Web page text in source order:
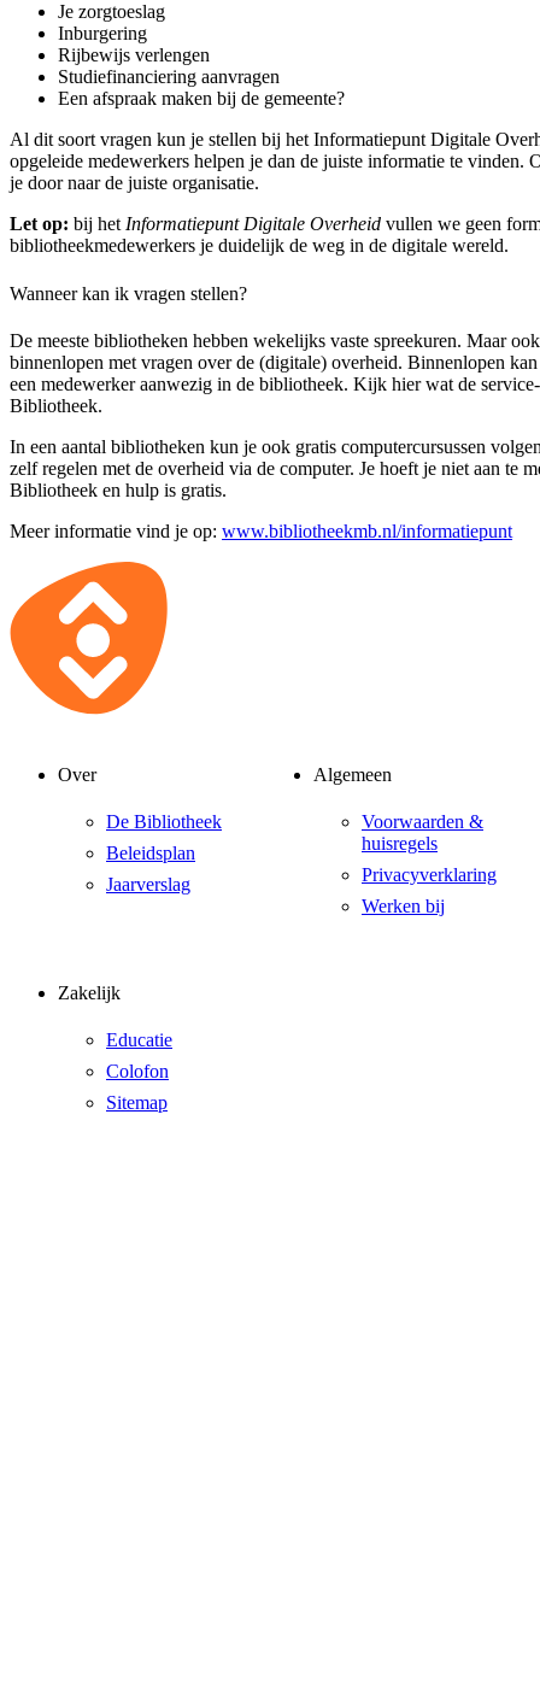
Je zorgtoeslag
Inburgering
Rijbewijs verlengen
Studiefinanciering aanvragen
Een afspraak maken bij de gemeente?
Al dit soort vragen kun je stellen bij het Informatiepunt Digitale
opgeleide medewerkers helpen je dan de juiste informatie te vinden.
je door naar de juiste organisatie.
Let op: bij het Informatiepunt Digitale Overheid vullen we geen
bibliotheekmedewerkers je duidelijk de weg in de digitale wereld.
Wanneer kan ik vragen stellen?
De meeste bibliotheken hebben wekelijks vaste spreekuren. Maar
binnenlopen met vragen over de (digitale) overheid. Binnenlopen
een medewerker aanwezig in de bibliotheek. Kijk hier wat de
Bibliotheek.
In een aantal bibliotheken kun je ook gratis computercursussen
zelf regelen met de overheid via de computer. Je hoeft je niet aan te
Bibliotheek en hulp is gratis.
Meer informatie vind je op: www.bibliotheekmb.nl/informatiepunt
Over
De Bibliotheek
Beleidsplan
Jaarverslag
Algemeen
Voorwaarden &
huisregels
Privacyverklaring
Werken bij
Zakelijk
Educatie
Colofon
Sitemap